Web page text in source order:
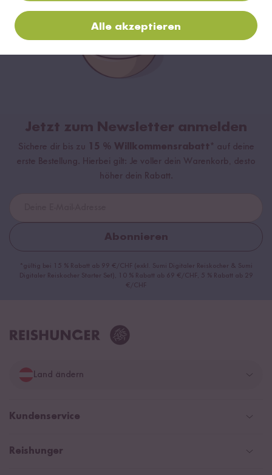
Jetzt zum Newsletter anmelden
Sichere dir bis zu 15 % Willkommensrabatt* auf deine
erste Bestellung. Hierbei gilt: Je voller dein Warenkorb, desto
höher dein Rabatt.
Abonnieren
*gültig bei 15 % Rabatt ab 99 €/CHF (exkl. Sumi Digitaler Reiskocher & Sumi
Digitaler Reiskocher Starter Set), 10 % Rabatt ab 69 €/CHF, 5 % Rabatt ab 29
€/CHF
Land ändern
Deutschland
Kundenservice
Help Center und FAQ
Reishunger
Alle akzeptieren